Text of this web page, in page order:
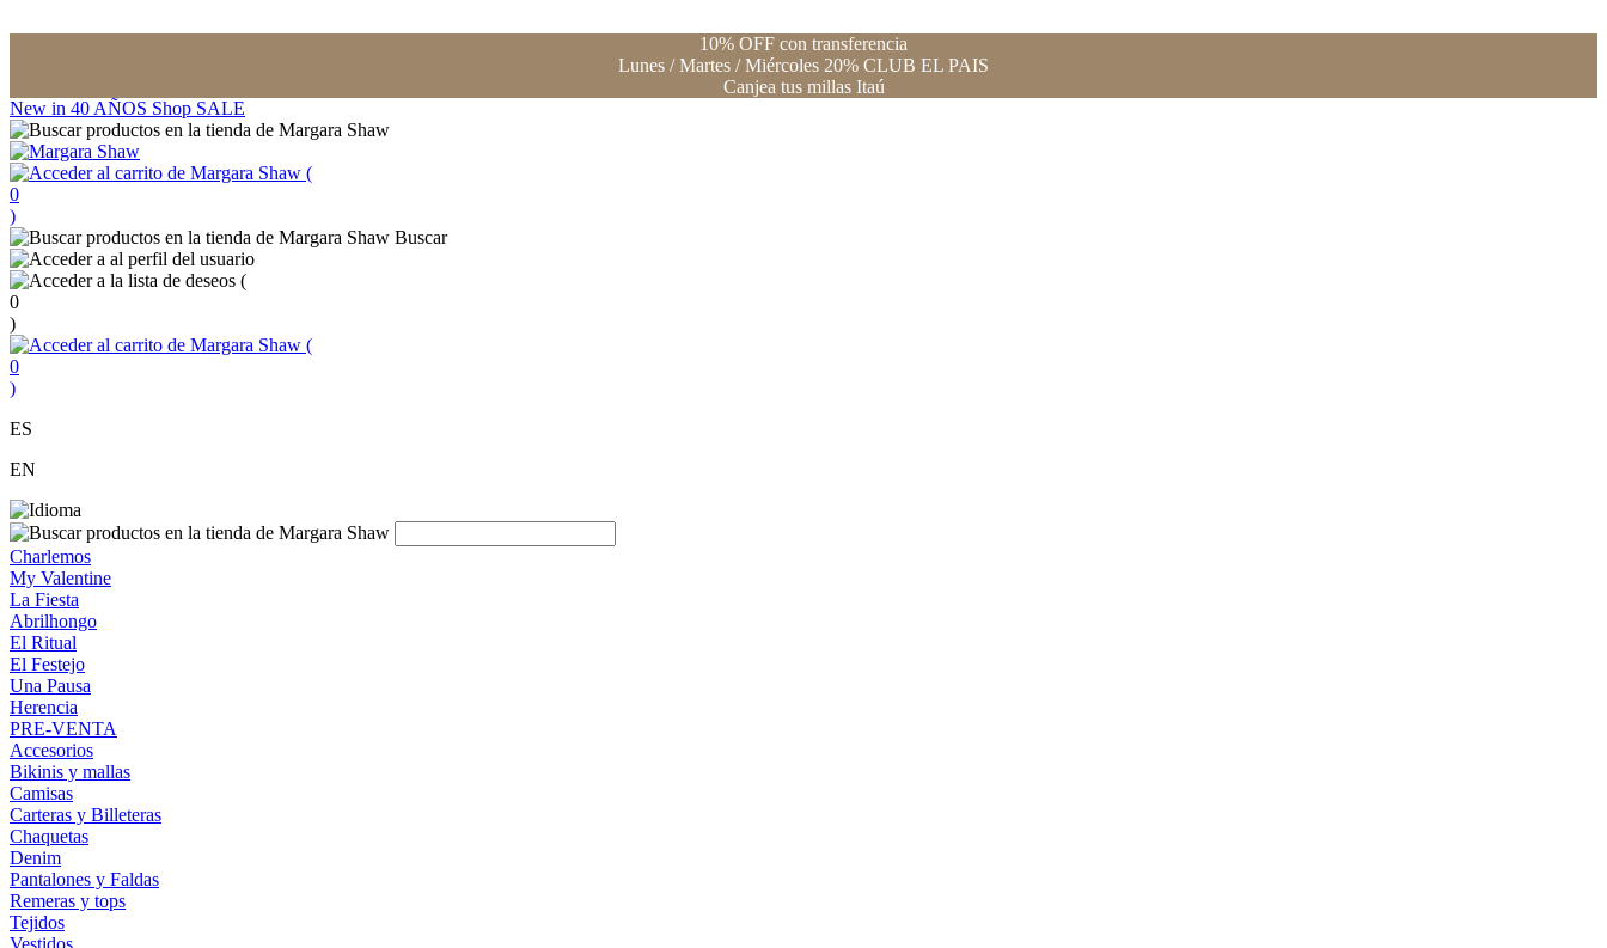
10% OFF con transferencia
Lunes / Martes / Miércoles 20% CLUB EL PAIS
Canjea tus millas Itaú
New in 40 AÑOS Shop SALE
(
0
)
Buscar
(
0
)
(
0
)
ES
EN
Charlemos
My Valentine
La Fiesta
Abrilhongo
El Ritual
El Festejo
Una Pausa
Herencia
PRE-VENTA
Accesorios
Bikinis y mallas
Camisas
Carteras y Billeteras
Chaquetas
Denim
Pantalones y Faldas
Remeras y tops
Tejidos
Vestidos